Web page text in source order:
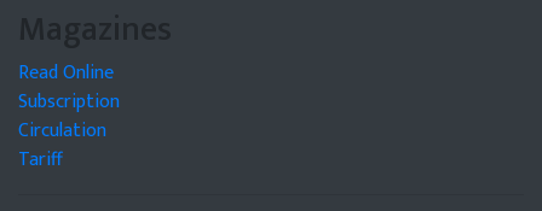
Magazines
Read Online
Subscription
Circulation
Tariff